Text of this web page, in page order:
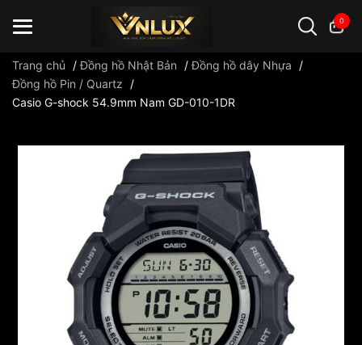
0
Đồng hồ casio đồng hồ G-Shock đồng hồ Orient
Trang chủ /Đồng hồ Nhật Bản /Đồng hồ dây Nhựa
/
Đồng hồ Pin / Quartz
/
Casio G-shock 54.9mm Nam GD-010-1DR